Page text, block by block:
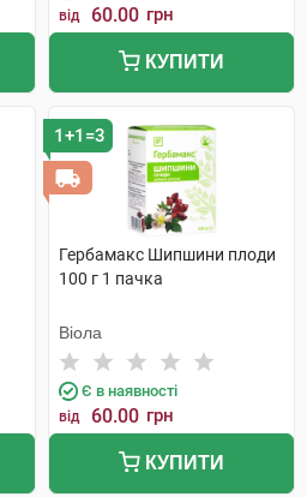
від 60.00 грн
КУПИТИ
1+1=3
Гербамакс Шипшини плоди
100 г 1 пачка
Віола
Є в наявності
від 60.00 грн
КУПИТИ